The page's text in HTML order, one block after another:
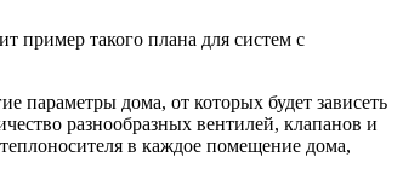
пример такого плана для систем с
параметры дома, от которых будет зависеть
разнообразных вентилей, клапанов и
в каждое помещение дома,